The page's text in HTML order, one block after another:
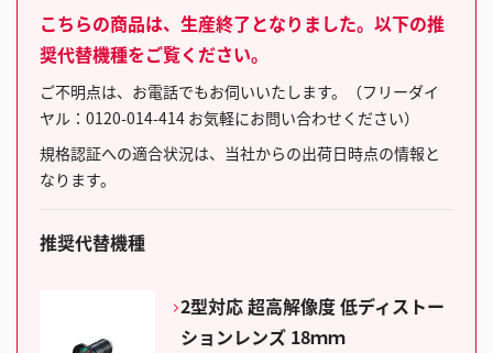
こちらの商品は、生産終了となりました。以下の推
奨代替機種をご覧ください。
ご不明点は、お電話でもお伺いいたします。（フリーダイ
ヤル：0120-014-414 お気軽にお問い合わせください）
規格認証への適合状況は、当社からの出荷日時点の情報と
なります。
推奨代替機種
2型対応 超高解像度 低ディストー
ションレンズ 18ｍｍ